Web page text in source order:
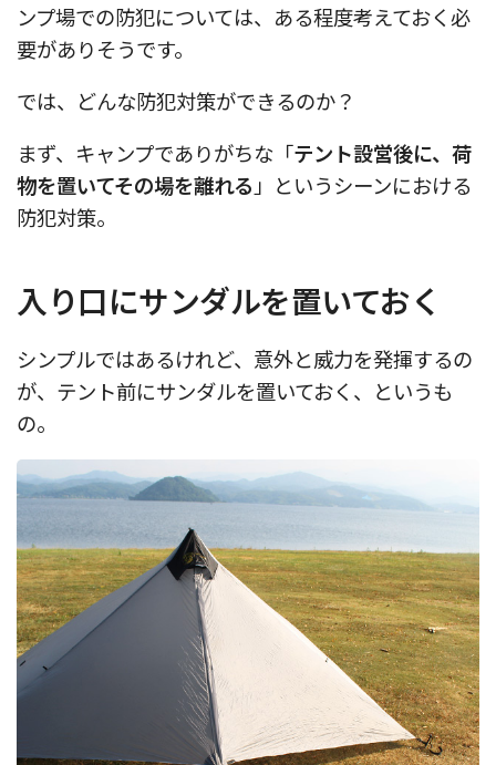
ンプ場での防犯については、ある程度考えておく必
要がありそうです。
では、どんな防犯対策ができるのか？
まず、キャンプでありがちな「テント設営後に、荷
物を置いてその場を離れる」というシーンにおける
防犯対策。
入り口にサンダルを置いておく
シンプルではあるけれど、意外と威力を発揮するの
が、テント前にサンダルを置いておく、というも
の。